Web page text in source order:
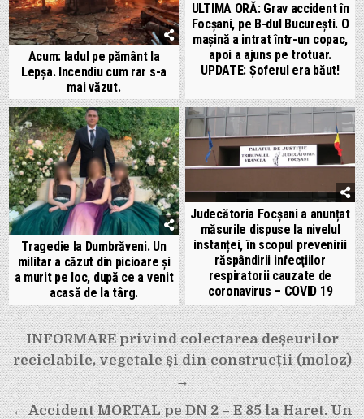
Acum: Iadul pe pământ la
Lepșa. Incendiu cum rar s-a
mai văzut.
ULTIMA ORĂ: Grav accident în
Focșani, pe B-dul București. O
mașină a intrat într-un copac,
apoi a ajuns pe trotuar.
UPDATE: Șoferul era băut!
Tragedie la Dumbrăveni. Un
militar a căzut din picioare și
a murit pe loc, după ce a venit
acasă de la târg.
Judecătoria Focșani a anunțat
măsurile dispuse la nivelul
instanței, în scopul prevenirii
răspândirii infecţiilor
respiratorii cauzate de
coronavirus – COVID 19
Navigare
în
articole
INFORMARE privind colectarea deșeurilor
reciclabile, vegetale și din construcții (moloz)
→
← Accident MORTAL pe DN 2 – E 85 la Haret. Un